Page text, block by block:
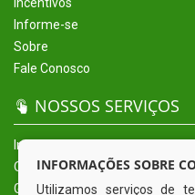
Informe-se
Sobre
Fale Conosco
NOSSOS SERVIÇOS
Início
O Município
Governo
INFORMAÇÕES SOBRE
Utilizamos serviços de